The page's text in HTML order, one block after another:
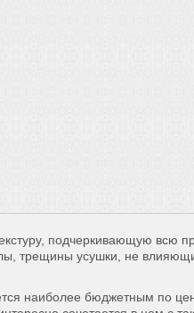
подчеркивающую всю
трещины усушки, не
наиболее бюджетным по